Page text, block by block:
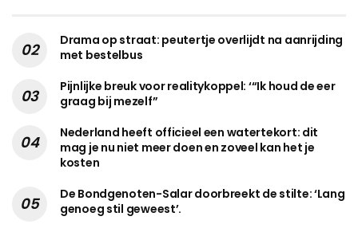
Drama op straat: peutertje overlijdt na aanrijding
met bestelbus
Pijnlijke breuk voor realitykoppel: ‘“Ik houd de eer
graag bij mezelf”
Nederland heeft officieel een watertekort: dit
mag je nu niet meer doen en zoveel kan het je
kosten
De Bondgenoten-Salar doorbreekt de stilte: ‘Lang
genoeg stil geweest’.